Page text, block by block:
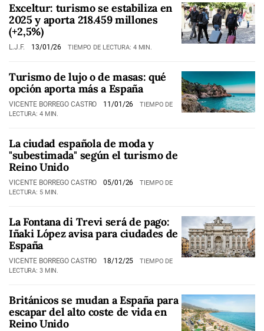
Exceltur: turismo se estabiliza en
2025 y aporta 218.459 millones
(+2,5%)
L.J.F. 13/01/26 TIEMPO DE LECTURA: 4 MIN.
Turismo de lujo o de masas: qué
opción aporta más a España
VICENTE BORREGO CASTRO 11/01/26
TIEMPO DE
LECTURA: 4 MIN.
La ciudad española de moda y
"subestimada" según el turismo de
Reino Unido
VICENTE BORREGO CASTRO 05/01/26
TIEMPO DE
LECTURA: 5 MIN.
La Fontana di Trevi será de pago:
Iñaki López avisa para ciudades de
España
VICENTE BORREGO CASTRO 18/12/25
TIEMPO DE
LECTURA: 3 MIN.
Británicos se mudan a España para
escapar del alto coste de vida en
Reino Unido